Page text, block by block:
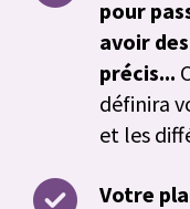
pour
avoir
précis...
définira
et les
Votre